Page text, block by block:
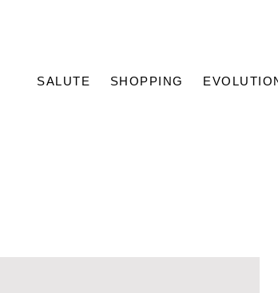
SALUTE SHOPPING